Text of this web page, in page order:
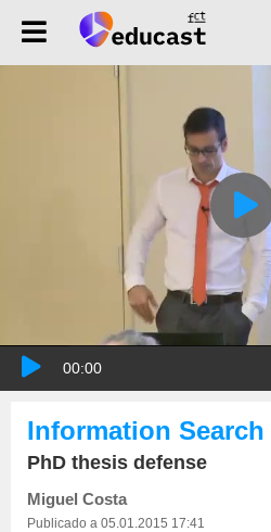
00:00
PhD thesis defense
Miguel Costa
Publicado a 05.01.2015 17:41